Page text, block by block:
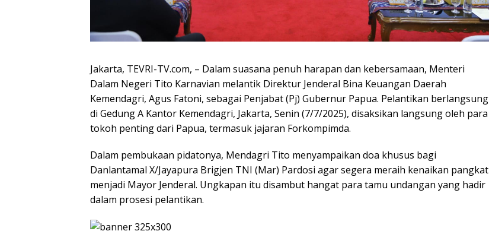
Jakarta, TEVRI-TV.com, – Dalam suasana penuh harapan dan kebersamaan, Menteri
Dalam Negeri Tito Karnavian melantik Direktur Jenderal Bina Keuangan Daerah
Kemendagri, Agus Fatoni, sebagai Penjabat (Pj) Gubernur Papua. Pelantikan berlangsung
di Gedung A Kantor Kemendagri, Jakarta, Senin (7/7/2025), disaksikan langsung oleh para
tokoh penting dari Papua, termasuk jajaran Forkompimda.
Dalam pembukaan pidatonya, Mendagri Tito menyampaikan doa khusus bagi
Danlantamal X/Jayapura Brigjen TNI (Mar) Pardosi agar segera meraih kenaikan pangkat
menjadi Mayor Jenderal. Ungkapan itu disambut hangat para tamu undangan yang hadir
dalam prosesi pelantikan.